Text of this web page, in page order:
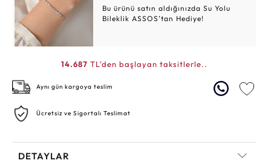
Bu ürünü satın aldığınızda Su Yolu
Bileklik ASSOS’tan Hediye!
14.687 TL'den başlayan taksitlerle..
Aynı gün kargoya teslim
Ücretsiz ve Sigortalı Teslimat
DETAYLAR